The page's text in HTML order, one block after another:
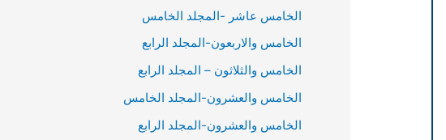
الخامس عاشر -المجلد الخامس
الخامس والاربعون-المجلد الرابع
الخامس والثلاثون – المجلد الرابع
الخامس والعشرون-المجلد الخامس
الخامس والعشرون-المجلد الرابع